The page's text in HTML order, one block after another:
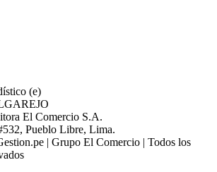
(e)
El Comercio S.A.
Pueblo Libre, Lima.
| Grupo El Comercio | Todos los